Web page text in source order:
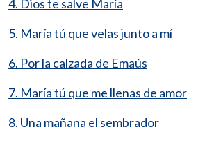
4. Dios te salve María
5. María tú que velas junto a mí
6. Por la calzada de Emaús
7. María tú que me llenas de amor
8. Una mañana el sembrador